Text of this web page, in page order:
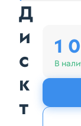
Д
и
с
к
т
1
В